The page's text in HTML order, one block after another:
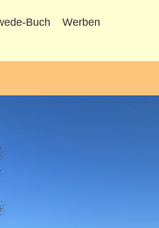
Buch
Werben